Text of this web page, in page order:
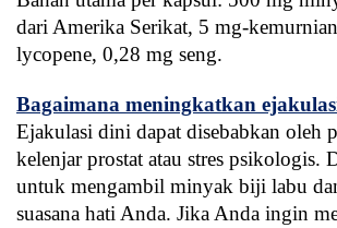
dari Amerika Serikat, 5 mg-
lycopene, 0,28 mg seng.
Bagaimana meningkatkan
Ejakulasi dini dapat disebabkan oleh
kelenjar prostat atau stres psikologis.
untuk mengambil minyak biji labu
suasana hati Anda. Jika Anda ingin